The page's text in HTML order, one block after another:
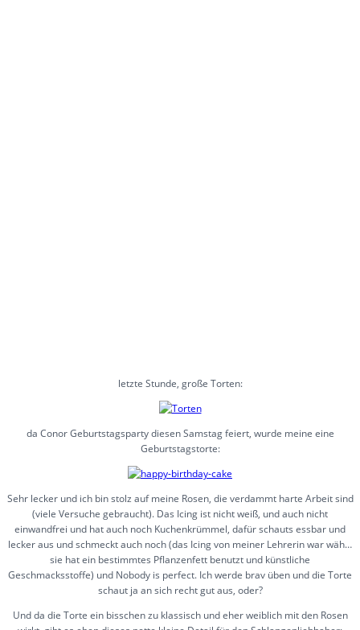
letzte Stunde, große Torten:
da Conor Geburtstagsparty diesen Samstag feiert, wurde meine eine
Geburtstagstorte:
Sehr lecker und ich bin stolz auf meine Rosen, die verdammt harte Arbeit sind
(viele Versuche gebraucht). Das Icing ist nicht weiß, und auch nicht
einwandfrei und hat auch noch Kuchenkrümmel, dafür schauts essbar und
lecker aus und schmeckt auch noch (das Icing von meiner Lehrerin war wäh…
sie hat ein bestimmtes Pflanzenfett benutzt und künstliche
Geschmacksstoffe) und Nobody is perfect. Ich werde brav üben und die Torte
schaut ja an sich recht gut aus, oder?
Und da die Torte ein bisschen zu klassisch und eher weiblich mit den Rosen